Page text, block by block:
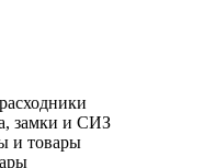
замки и СИЗ
и товары